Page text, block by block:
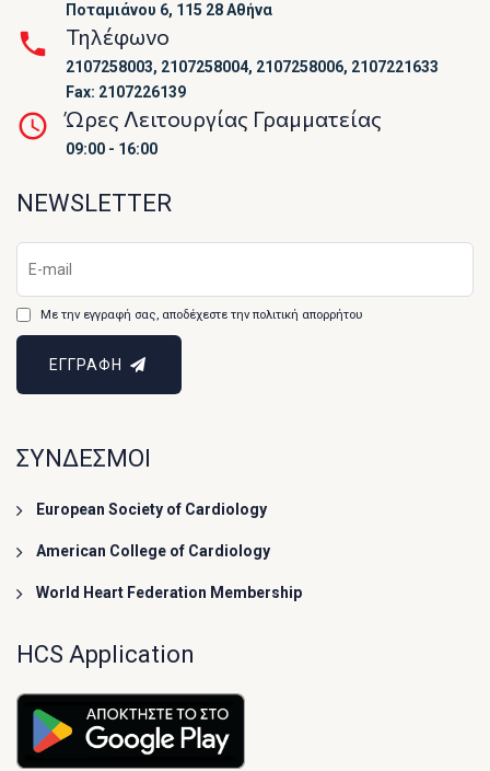
Ποταμιάνου 6, 115 28 Αθήνα
Τηλέφωνο
2107258003, 2107258004, 2107258006, 2107221633
Fax: 2107226139
Ώρες Λειτουργίας Γραμματείας
09:00 - 16:00
NEWSLETTER
Με την εγγραφή σας, αποδέχεστε την πολιτική απορρήτου
ΕΓΓΡΑΦΗ
ΣΥΝΔΕΣΜΟΙ
European Society of Cardiology
American College of Cardiology
World Heart Federation Membership
HCS Application